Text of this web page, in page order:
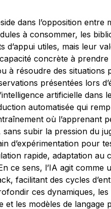
dans l’opposition entre
à consommer, les
d’appui utiles, mais leur
concrète à prendre
à résoudre des situations
présentées lors
artificielle dans
automatisée qui
où l’apprenant
subir la pression du
d’expérimentation pour
rapide, adaptation au
ce sens, l’IA agit comme
facilitant des cycles
ces dynamiques,
et les modèles de